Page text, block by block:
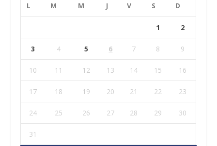
L M M J V S D
1 2
3 4 5 6 7 8 9
10 11 12 13 14 15 16
17 18 19 20 21 22 23
24 25 26 27 28 29 30
31